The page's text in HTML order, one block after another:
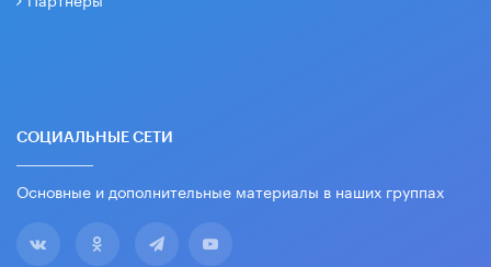
СОЦИАЛЬНЫЕ СЕТИ
Основные и дополнительные материалы в наших группах